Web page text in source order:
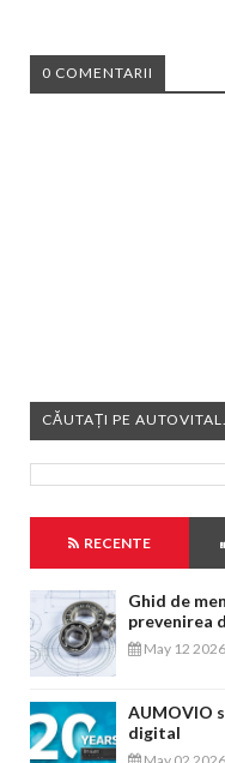
0 COMENTARII
CĂUTAȚI PE
RECENTE
Ghid de
prevenirea
May 12 2026
AUMOVIO
digital